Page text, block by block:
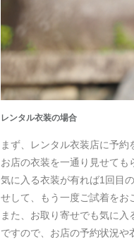
レンタル衣装の場合
まず、レンタル衣装店に予約
お店の衣装を一通り見せても
気に入る衣装が有れば1回目
せして、もう一度ご試着をお
また、お取り寄せでも気に入
ですので、お店の予約状況や